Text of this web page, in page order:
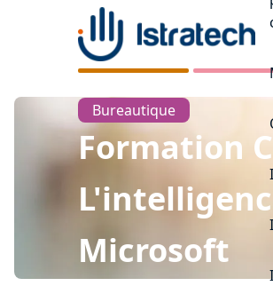
Bureautique
Formation
Microsoft